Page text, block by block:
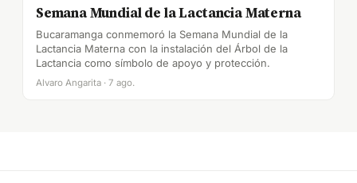
Semana Mundial de la Lactancia Materna
Bucaramanga conmemoró la Semana Mundial de la
Lactancia Materna con la instalación del Árbol de la
Lactancia como símbolo de apoyo y protección.
Alvaro Angarita · 7 ago.